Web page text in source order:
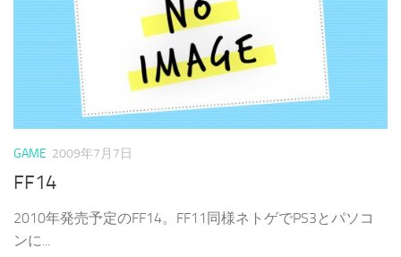
GAME 2009年7月7日
FF14
2010年発売予定のFF14。FF11同様ネトゲでPS3とパソコ
ンに...